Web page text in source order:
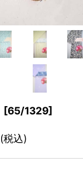
[65/1329]
(税込)